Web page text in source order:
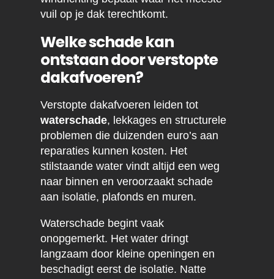
vuil op je dak terechtkomt.
Welke schade kan
ontstaan door verstopte
dakafvoeren?
Verstopte dakafvoeren leiden tot
waterschade, lekkages en structurele
problemen die duizenden euro’s aan
reparaties kunnen kosten. Het
stilstaande water vindt altijd een weg
naar binnen en veroorzaakt schade
aan isolatie, plafonds en muren.
Waterschade begint vaak
onopgemerkt. Het water dringt
langzaam door kleine openingen en
beschadigt eerst de isolatie. Natte